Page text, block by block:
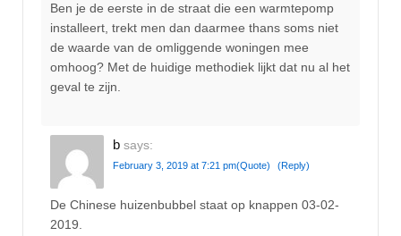
Ben je de eerste in de straat die een warmtepomp
installeert, trekt men dan daarmee thans soms niet
de waarde van de omliggende woningen mee
omhoog? Met de huidige methodiek lijkt dat nu al het
geval te zijn.
b says:
February 3, 2019 at 7:21 pm(Quote) (Reply)
De Chinese huizenbubbel staat op knappen 03-02-
2019.